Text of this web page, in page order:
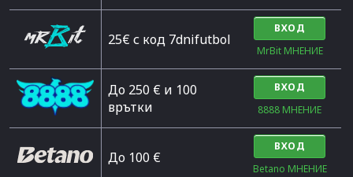
25€ с код 7dnifutbol
ВХОД
MrBit МНЕНИЕ
До 250 € и 100
врътки
ВХОД
8888 МНЕНИЕ
Дo 100 €
ВХОД
Betano МНЕНИЕ